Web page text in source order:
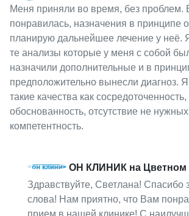
Меня приняли во время, без проблем.
понравилась, назначения в принципе
планирую дальнейшее лечение у неё.
те анализы которые у меня с собой
назначили дополнительные и в
предположительно вынесли диагноз.
такие качества как сосредоточенность,
обоснованность, отсутствие не
компетентность.
ОН КЛИНИК на Цветном
Здравствуйте, Светлана! Спасибо
слова! Нам приятно, что Вам